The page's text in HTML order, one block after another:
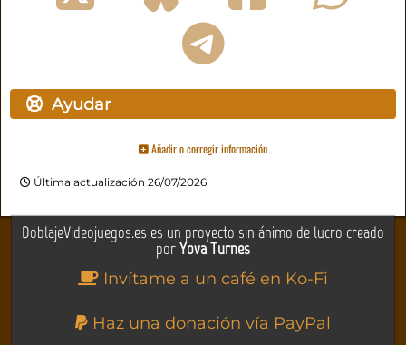
Ayudar
Añadir o corregir información
Última actualización 26/07/2026
DoblajeVideojuegos.es es un proyecto sin ánimo de lucro creado
porYova Turnes
Invítame a un café en Ko-Fi
Haz una donación vía PayPal